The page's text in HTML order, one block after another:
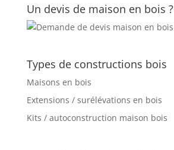
Un devis de maison en bois ?
Types de constructions bois
Maisons en bois
Extensions / surélévations en bois
Kits / autoconstruction maison bois